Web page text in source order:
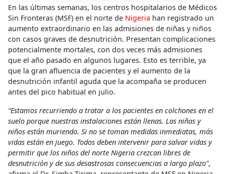
En las últimas semanas, los centros hospitalarios de Médicos
Sin Fronteras (MSF) en el norte de Nigeria han registrado un
aumento extraordinario en las admisiones de niñas y niños
con casos graves de desnutrición. Presentan complicaciones
potencialmente mortales, con dos veces más admisiones
que el año pasado en algunos lugares. Esto es terrible, ya
que la gran afluencia de pacientes y el aumento de la
desnutrición infantil aguda que la acompaña se producen
antes del pico habitual en julio.
“Estamos recurriendo a tratar a los pacientes en colchones en el
suelo porque nuestras instalaciones están llenas. Las niñas y
niños están muriendo. Si no se toman medidas inmediatas, más
vidas están en juego. Todos deben intervenir para salvar vidas y
permitir que los niños del norte Nigeria crezcan libres de
desnutrición y de sus desastrosas consecuencias a largo plazo”,